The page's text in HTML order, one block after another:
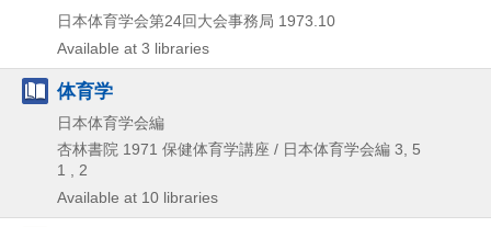
日本体育学会第24回大会事務局 1973.10
Available at 3 libraries
体育学
日本体育学会編
杏林書院 1971 保健体育学講座 / 日本体育学会編 3,
5
1 , 2
Available at 10 libraries